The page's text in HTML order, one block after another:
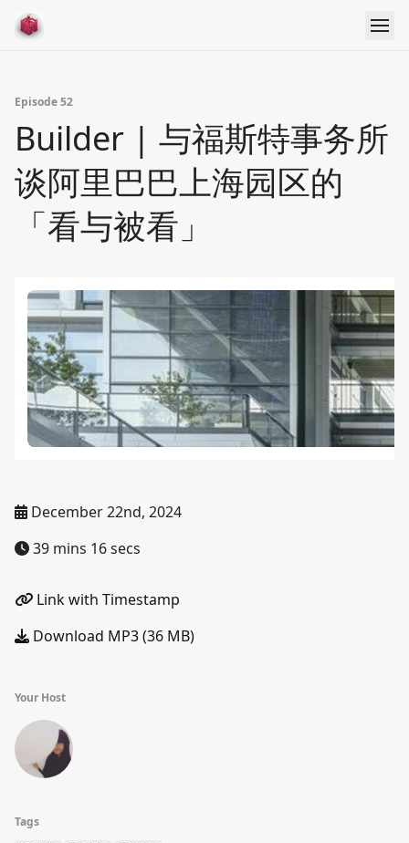
Episode 52
Builder | 与福斯特事务所
谈阿里巴巴上海园区的
「看与被看」
December 22nd, 2024
39 mins 16 secs
Link with Timestamp
Download MP3 (36 MB)
Your Host
Tags